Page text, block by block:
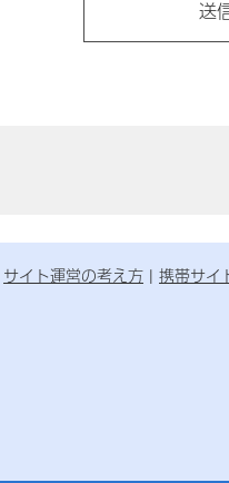
サイト運営の考え方 携帯サイ